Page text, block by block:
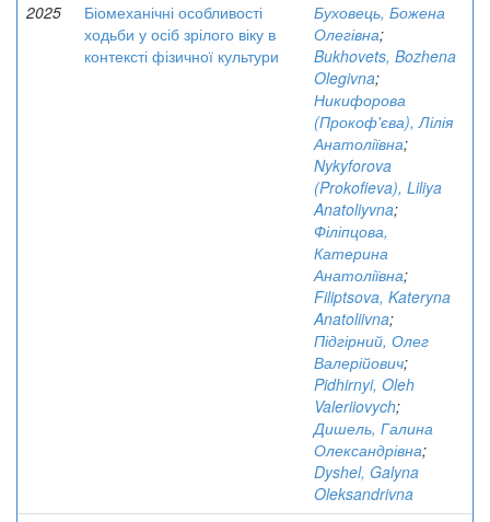
2025
Біомеханічні особливості
ходьби у осіб зрілого віку в
контексті фізичної культури
Буховець, Божена
Олегівна;
Bukhovets, Bozhena
Olegivna;
Никифорова
(Прокоф'єва), Лілія
Анатоліївна;
Nykyforova
(Prokofieva), Liliya
Anatoliyvna;
Філіпцова,
Катерина
Анатоліївна;
Filiptsova, Kateryna
Anatoliivna;
Підгірний, Олег
Валерійович;
Pidhirnyi, Oleh
Valeriiovych;
Дишель, Галина
Олександрівна;
Dyshel, Galyna
Oleksandrivna